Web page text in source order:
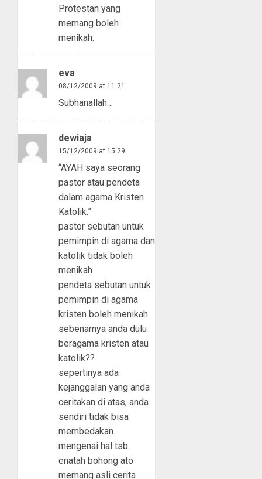
Protestan yang
memang boleh
menikah.
eva
08/12/2009 at 11:21
Subhanallah…
dewiaja
15/12/2009 at 15:29
“AYAH saya seorang
pastor atau pendeta
dalam agama Kristen
Katolik.”
pastor sebutan untuk
pemimpin di agama dan
katolik tidak boleh
menikah
pendeta sebutan untuk
pemimpin di agama
kristen boleh menikah
sebenarnya anda dulu
beragama kristen atau
katolik??
sepertinya ada
kejanggalan yang anda
ceritakan di atas, anda
sendiri tidak bisa
membedakan
mengenai hal tsb.
enatah bohong ato
memang asli cerita